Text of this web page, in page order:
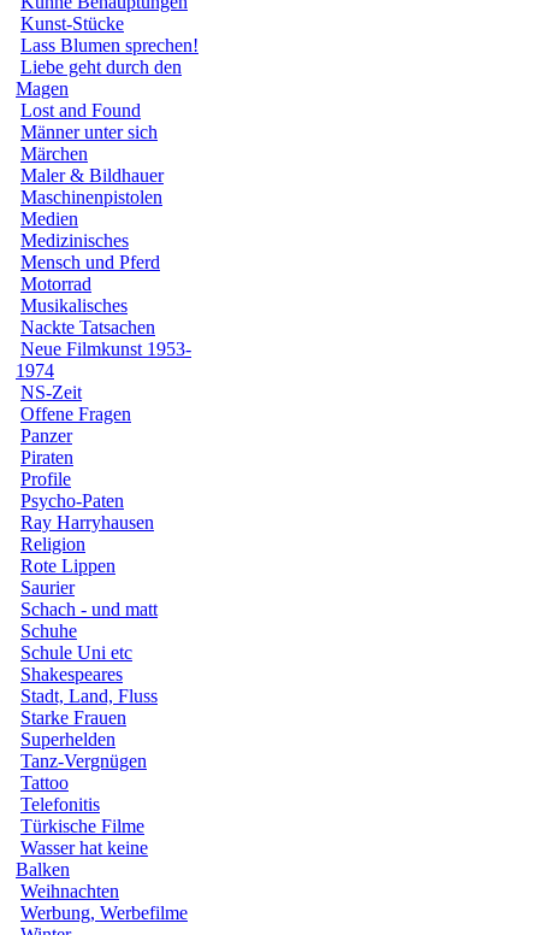
Kunst-Stücke
Lass Blumen sprechen!
Liebe geht durch den
Magen
Lost and Found
Männer unter sich
Märchen
Maler & Bildhauer
Maschinenpistolen
Medien
Medizinisches
Mensch und Pferd
Motorrad
Musikalisches
Nackte Tatsachen
Neue Filmkunst 1953-
1974
NS-Zeit
Offene Fragen
Panzer
Piraten
Profile
Psycho-Paten
Ray Harryhausen
Religion
Rote Lippen
Saurier
Schach - und matt
Schuhe
Schule Uni etc
Shakespeares
Stadt, Land, Fluss
Starke Frauen
Superhelden
Tanz-Vergnügen
Tattoo
Telefonitis
Türkische Filme
Wasser hat keine
Balken
Weihnachten
Werbung, Werbefilme